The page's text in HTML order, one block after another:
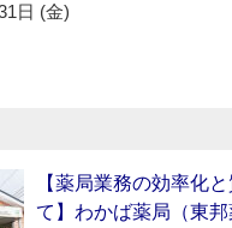
日 (金)
【薬局業務の効率化
て】わかば薬局（東邦